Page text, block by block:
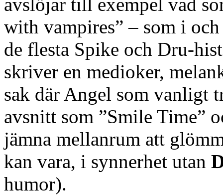
with vampires” – som i
de flesta Spike och Dru-
skriver en medioker,
sak där Angel som vanligt
avsnitt som ”Smile Time”
jämna mellanrum att
kan vara, i synnerhet utan
humor).